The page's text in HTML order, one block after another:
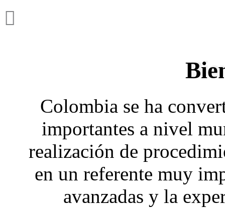
Colombia se ha
importantes a nivel
realización de
en un referente muy
avanzadas y la